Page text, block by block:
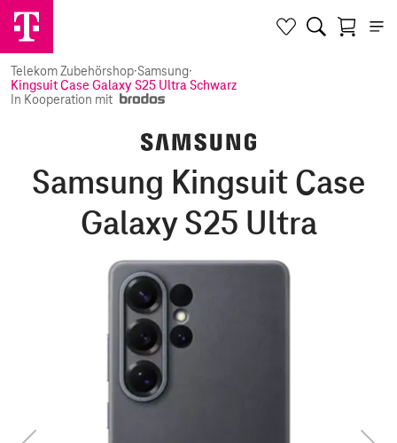
Telekom Zubehörshop·Samsung·
Kingsuit Case Galaxy S25 Ultra Schwarz
In Kooperation mit
Samsung Kingsuit Case
Galaxy S25 Ultra